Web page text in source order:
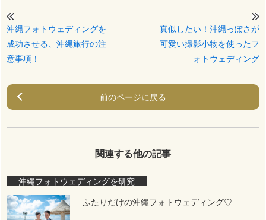
沖縄フォトウェディングを
成功させる、沖縄旅行の注
意事項！
真似したい！沖縄っぽさが
可愛い撮影小物を使ったフ
ォトウェディング
前のページに戻る
関連する他の記事
沖縄フォトウェディングを研究
ふたりだけの沖縄フォトウェディング♡